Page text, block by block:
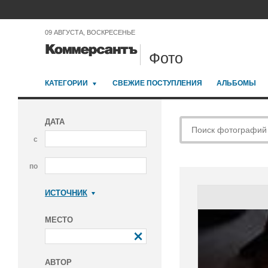
09 АВГУСТА, ВОСКРЕСЕНЬЕ
Фото
КАТЕГОРИИ СВЕЖИЕ ПОСТУПЛЕНИЯ АЛЬБОМЫ
ДАТА
с
по
ИСТОЧНИК
МЕСТО
АВТОР